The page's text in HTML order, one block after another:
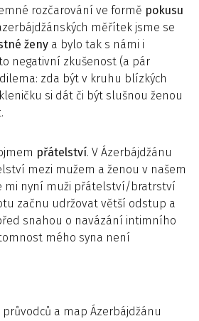
rozčarování ve formě pokusu
měřítek jsme se
ženy a bylo tak s námi i
negativní zkušenost (a pár
zda být v kruhu blízkých
si dát či být slušnou ženou
přátelství. V Ázerbájdžánu
mezi mužem a ženou v našem
mi nyní muži přátelství/bratrství
začnu udržovat větší odstup a
snahou o navázání intimního
mého syna není
a map Ázerbájdžánu